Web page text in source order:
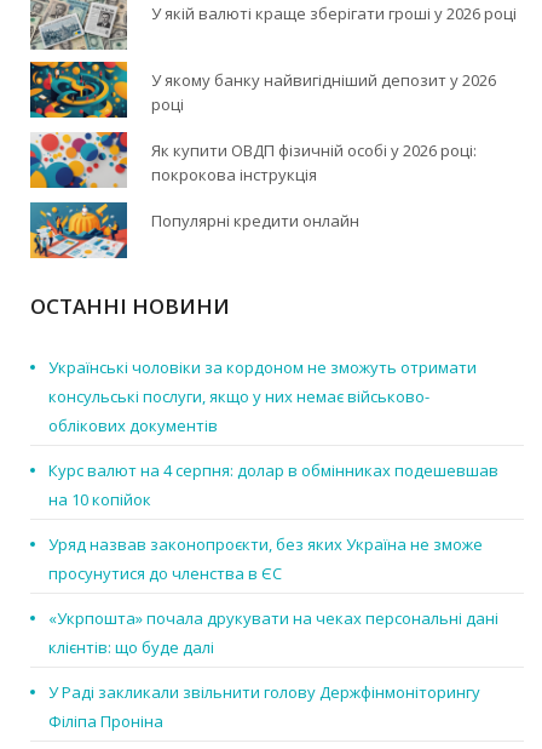
У якій валюті краще зберігати гроші у 2026 році
У якому банку найвигідніший депозит у 2026
році
Як купити ОВДП фізичній особі у 2026 році:
покрокова інструкція
Популярні кредити онлайн
ОСТАННІ НОВИНИ
Українські чоловіки за кордоном не зможуть отримати
консульські послуги, якщо у них немає військово-
облікових документів
Курс валют на 4 серпня: долар в обмінниках подешевшав
на 10 копійок
Уряд назвав законопроєкти, без яких Україна не зможе
просунутися до членства в ЄС
«Укрпошта» почала друкувати на чеках персональні дані
клієнтів: що буде далі
У Раді закликали звільнити голову Держфінмоніторингу
Філіпа Проніна